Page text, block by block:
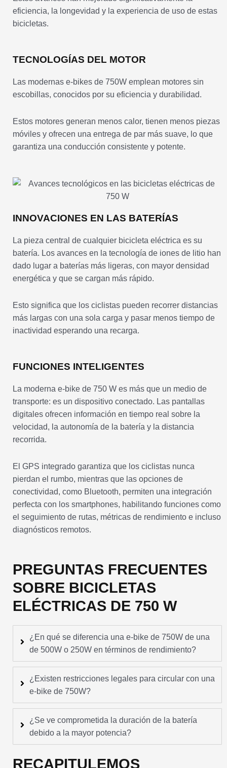
eficiencia, la longevidad y la experiencia de uso de estas
bicicletas.
TECNOLOGÍAS DEL MOTOR
Las modernas e-bikes de 750W emplean motores sin
escobillas, conocidos por su eficiencia y durabilidad.
Estos motores generan menos calor, tienen menos piezas
móviles y ofrecen una entrega de par más suave, lo que
garantiza una conducción consistente y potente.
INNOVACIONES EN LAS BATERÍAS
La pieza central de cualquier bicicleta eléctrica es su
batería. Los avances en la tecnología de iones de litio han
dado lugar a baterías más ligeras, con mayor densidad
energética y que se cargan más rápido.
Esto significa que los ciclistas pueden recorrer distancias
más largas con una sola carga y pasar menos tiempo de
inactividad esperando una recarga.
FUNCIONES INTELIGENTES
La moderna e-bike de 750 W es más que un medio de
transporte: es un dispositivo conectado. Las pantallas
digitales ofrecen información en tiempo real sobre la
velocidad, la autonomía de la batería y la distancia
recorrida.
El GPS integrado garantiza que los ciclistas nunca
pierdan el rumbo, mientras que las opciones de
conectividad, como Bluetooth, permiten una integración
perfecta con los smartphones, habilitando funciones como
el seguimiento de rutas, métricas de rendimiento e incluso
diagnósticos remotos.
PREGUNTAS FRECUENTES
SOBRE BICICLETAS
ELÉCTRICAS DE 750 W
¿En qué se diferencia una e-bike de 750W de una
de 500W o 250W en términos de rendimiento?
¿Existen restricciones legales para circular con una
e-bike de 750W?
¿Se ve comprometida la duración de la batería
debido a la mayor potencia?
RECAPITULEMOS